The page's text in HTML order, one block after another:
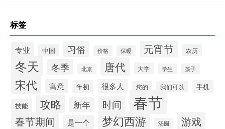
标签
专业 中国 习俗 价格 保暖 元宵节 农历
冬天 冬季 北京 唐代 大学 学生 孩子
宋代 寓意 年初 很多人 您的 我们可以
手机
技能
攻略 新年 时间 春节
春节期间 是一个 梦幻西游 汤圆 游戏